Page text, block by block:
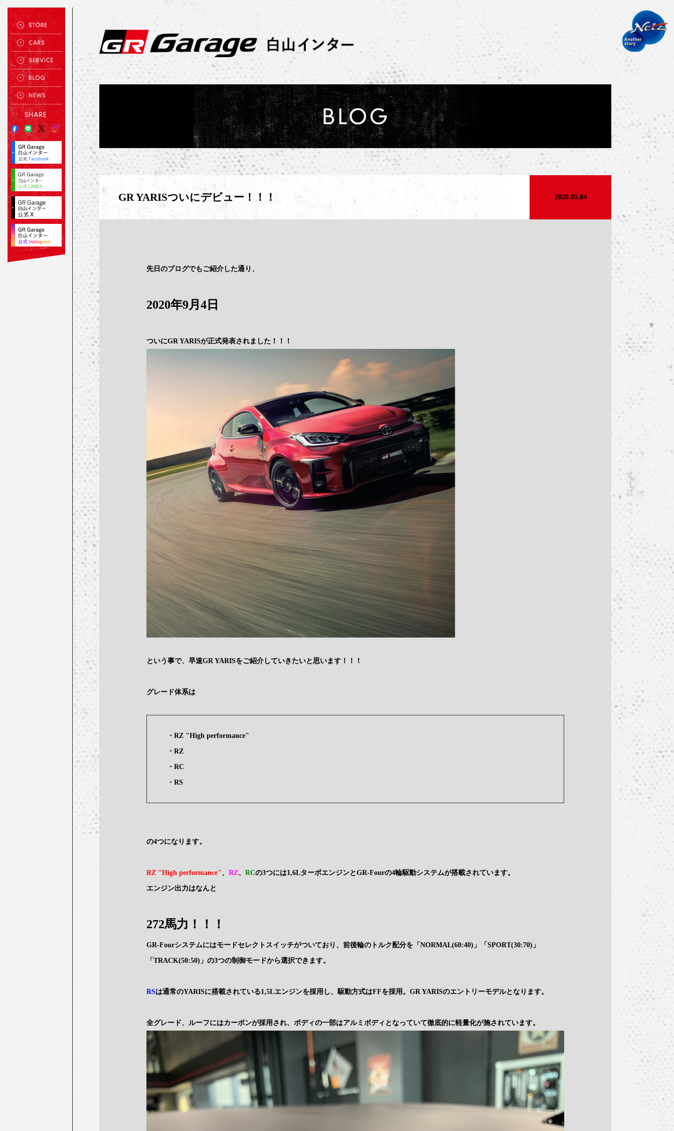
GR YARISついにデビュー！！！ 2020.09.04
先日のブログでもご紹介した通り、
2020年9月4日
ついにGR YARISが正式発表されました！！！
という事で、早速GR YARISをご紹介していきたいと思います！！！
グレード体系は
・RZ "High performance"
・RZ
・RC
・RS
の4つになります。
RZ "High performance"、 RZ、 RCの3つには1,6LターボエンジンとGR-Fourの4輪駆動システムが搭載されています。
エンジン出力はなんと
272馬力！！！
GR-Fourシステムにはモードセレクトスイッチがついており、前後輪のトルク配分を「NORMAL(60:40)」「SPORT(30:70)」
「TRACK(50:50)」の3つの制御モードから選択できます。
RSは通常のYARISに搭載されている1,5Lエンジンを採用し、駆動方式はFFを採用。GR YARISのエントリーモデルとなります。
全グレード、ルーフにはカーボンが採用され、ボディの一部はアルミボディとなっていて徹底的に軽量化が施されています。